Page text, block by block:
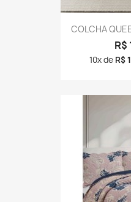
COLCHA
R$
10x de R$